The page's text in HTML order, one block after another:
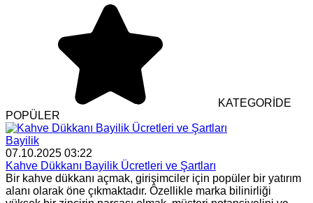
KATEGORİDE
POPÜLER
Bayilik
07.10.2025 03:22
Kahve Dükkanı Bayilik Ücretleri ve Şartları
Bir kahve dükkanı açmak, girişimciler için popüler bir yatırım
alanı olarak öne çıkmaktadır. Özellikle marka bilinirliği